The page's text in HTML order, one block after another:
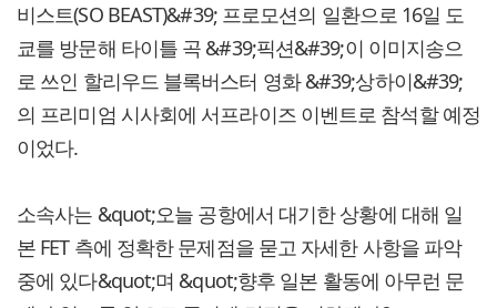
비스트(SO BEAST)&#39; 프로모션의 일환으로 16일 도
쿄를 방문해 타이틀 곡 &#39;픽션&#39;이 이미지송으
로 쓰인 할리우드 블록버스터 영화 &#39;상하이&#39;
의 프리미엄 시사회에 서프라이즈 이벤트로 참석할 예정
이었다.
소속사는 &quot;오늘 공항에서 대기한 상황에 대해 일
본 FET 측에 정확한 문제점을 묻고 자세한 사항을 파악
중에 있다&quot;며 &quot;향후 일본 활동에 아무런 문